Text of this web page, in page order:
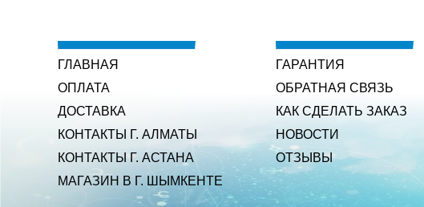
ГЛАВНАЯ
ОПЛАТА
ДОСТАВКА
КОНТАКТЫ Г. АЛМАТЫ
КОНТАКТЫ Г. АСТАНА
МАГАЗИН В Г. ШЫМКЕНТЕ
ГАРАНТИЯ
ОБРАТНАЯ СВЯЗЬ
КАК СДЕЛАТЬ ЗАКАЗ
НОВОСТИ
ОТЗЫВЫ